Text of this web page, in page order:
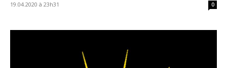
19.04.2020 à 23h31 0